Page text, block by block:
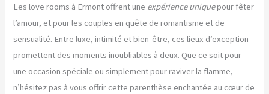
Les love rooms à Ermont offrent une expérience uniquepour fêter
l’amour, et pour les couples en quête de romantisme et de
sensualité. Entre luxe, intimité et bien-être, ces lieux d’exception
promettent des moments inoubliables à deux. Que ce soit pour
une occasion spéciale ou simplement pour raviver la flamme,
n’hésitez pas à vous offrir cette parenthèse enchantée au cœur de